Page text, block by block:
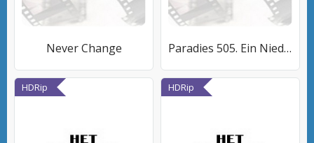
Never Change Paradies 505. Ein Niederbayernkrimi
HDRip HDRip